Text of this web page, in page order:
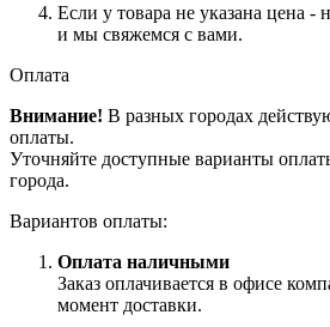
Если у товара не указана цена -
и мы свяжемся с вами.
Оплата
Внимание! В разных городах
оплаты.
Уточняйте доступные варианты
города.
Вариантов оплаты:
Оплата наличными
Заказ оплачивается в офисе
момент доставки.